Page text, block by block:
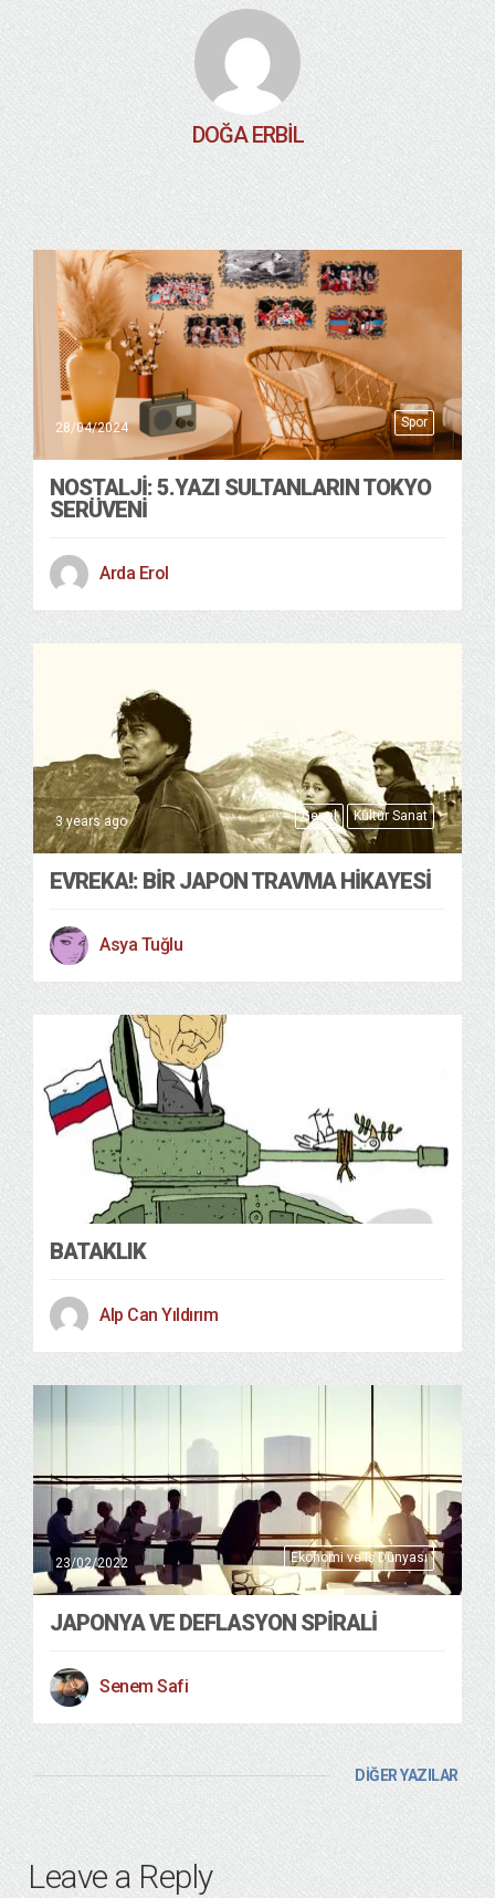
DOĞA ERBIL
Spor
28/04/2024
NOSTALJİ: 5.YAZI SULTANLARIN TOKYO
SERÜVENİ
Arda Erol
Genel Kültür Sanat
3 years ago
EVREKA!: BIR JAPON TRAVMA HIKAYESI
Asya Tuğlu
20/04/2022
BATAKLIK
Alp Can Yıldırım
Ekonomi ve Iş Dünyası
23/02/2022
JAPONYA VE DEFLASYON SPIRALI
Senem Safi
DİĞER YAZILAR
Leave a Reply